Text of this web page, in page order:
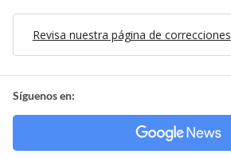
Revisa nuestra página de correcciones
Síguenos en: